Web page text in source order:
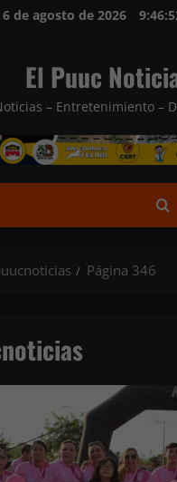
6 de agosto de 2026
El Puuc
– Entretenimiento –
Página 346